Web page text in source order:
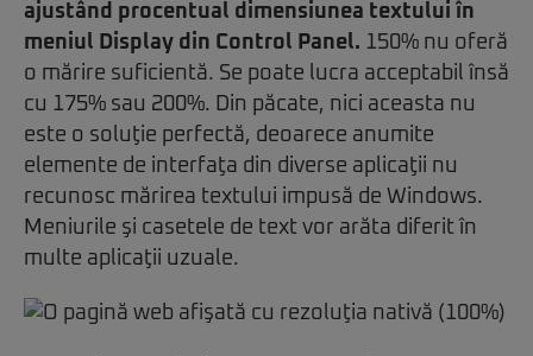
ajustând procentual dimensiunea textului în
meniul Display din Control Panel. 150% nu oferă
o mărire suficientă. Se poate lucra acceptabil însă
cu 175% sau 200%. Din păcate, nici aceasta nu
este o soluţie perfectă, deoarece anumite
elemente de interfaţa din diverse aplicaţii nu
recunosc mărirea textului impusă de Windows.
Meniurile şi casetele de text vor arăta diferit în
multe aplicaţii uzuale.